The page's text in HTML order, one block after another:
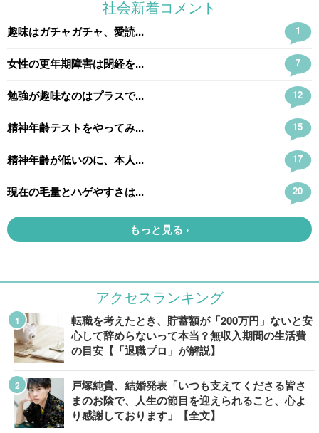
アクセスランキング
転職を考えたとき、貯蓄額が「200万円」ないと安
心して辞めらないって本当？無収入期間の生活費
の目安【「退職プロ」が解説】
戸塚純貴、結婚発表「いつも支えてくださる皆さ
まのお陰で、人生の節目を迎えられること、心よ
り感謝しております」【全文】